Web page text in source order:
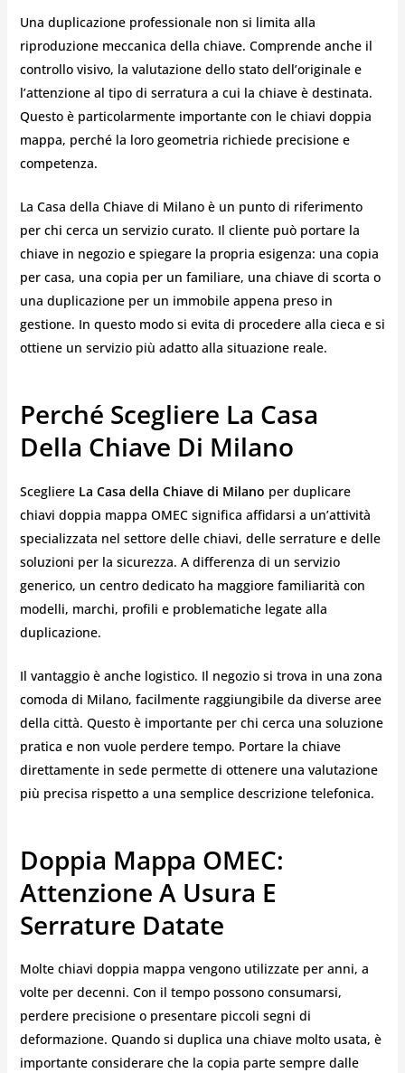
Una duplicazione professionale non si limita alla
riproduzione meccanica della chiave. Comprende anche il
controllo visivo, la valutazione dello stato dell’originale e
l’attenzione al tipo di serratura a cui la chiave è destinata.
Questo è particolarmente importante con le chiavi doppia
mappa, perché la loro geometria richiede precisione e
competenza.
La Casa della Chiave di Milano è un punto di riferimento
per chi cerca un servizio curato. Il cliente può portare la
chiave in negozio e spiegare la propria esigenza: una copia
per casa, una copia per un familiare, una chiave di scorta o
una duplicazione per un immobile appena preso in
gestione. In questo modo si evita di procedere alla cieca e si
ottiene un servizio più adatto alla situazione reale.
Perché Scegliere La Casa
Della Chiave Di Milano
Scegliere La Casa della Chiave di Milano per duplicare
chiavi doppia mappa OMEC significa affidarsi a un’attività
specializzata nel settore delle chiavi, delle serrature e delle
soluzioni per la sicurezza. A differenza di un servizio
generico, un centro dedicato ha maggiore familiarità con
modelli, marchi, profili e problematiche legate alla
duplicazione.
Il vantaggio è anche logistico. Il negozio si trova in una zona
comoda di Milano, facilmente raggiungibile da diverse aree
della città. Questo è importante per chi cerca una soluzione
pratica e non vuole perdere tempo. Portare la chiave
direttamente in sede permette di ottenere una valutazione
più precisa rispetto a una semplice descrizione telefonica.
Doppia Mappa OMEC:
Attenzione A Usura E
Serrature Datate
Molte chiavi doppia mappa vengono utilizzate per anni, a
volte per decenni. Con il tempo possono consumarsi,
perdere precisione o presentare piccoli segni di
deformazione. Quando si duplica una chiave molto usata, è
importante considerare che la copia parte sempre dalle